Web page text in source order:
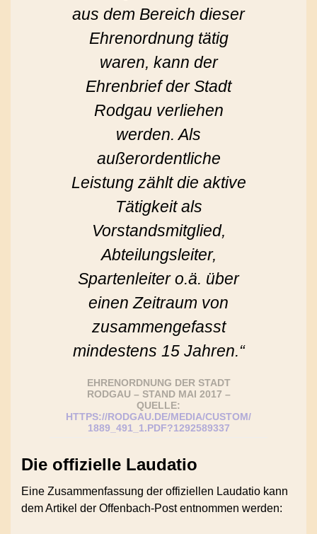
aus dem Bereich dieser
Ehrenordnung tätig
waren, kann der
Ehrenbrief der Stadt
Rodgau verliehen
werden. Als
außerordentliche
Leistung zählt die aktive
Tätigkeit als
Vorstandsmitglied,
Abteilungsleiter,
Spartenleiter o.ä. über
einen Zeitraum von
zusammengefasst
mindestens 15 Jahren.“
EHRENORDNUNG DER STADT
RODGAU – STAND MAI 2017 –
QUELLE:
HTTPS://RODGAU.DE/MEDIA/CUSTOM/
1889_491_1.PDF?1292589337
Die offizielle Laudatio
Eine Zusammenfassung der offiziellen Laudatio kann
dem Artikel der Offenbach-Post entnommen werden: